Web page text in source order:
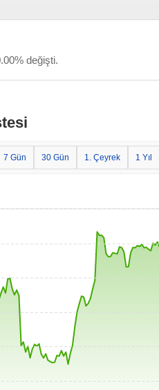
değişti.
7 Gün 30 Gün 1. Çeyrek 1 Yıl